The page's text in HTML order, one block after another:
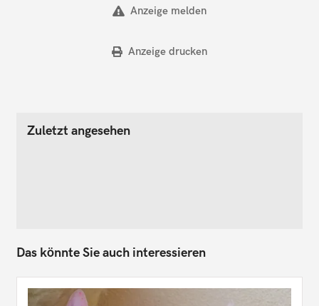
Anzeige melden
Anzeige drucken
Zuletzt angesehen
Das könnte Sie auch interessieren